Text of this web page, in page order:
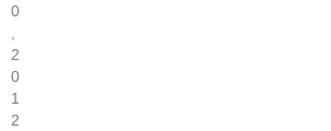
0
2
0
1
2